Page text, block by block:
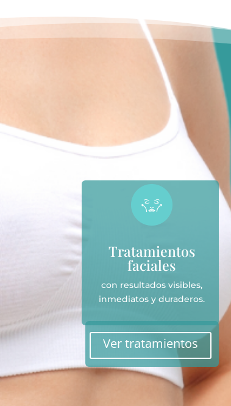
Tratamientos
faciales
con resultados visibles,
inmediatos y duraderos.
Ver tratamientos